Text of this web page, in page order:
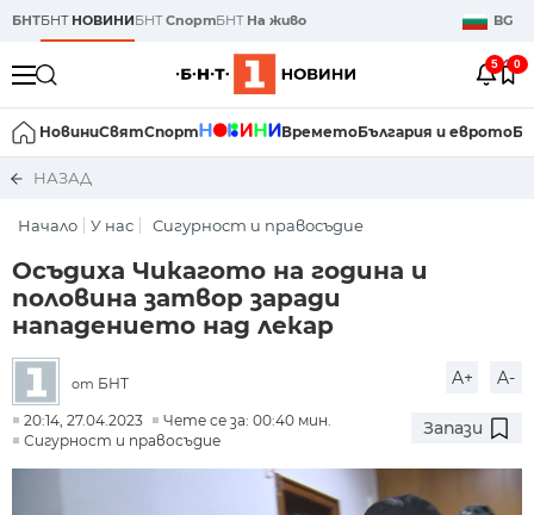
БНТБНТ НОВИНИБНТСпортБНТ На живо BG
5 0
НовиниСвятСпорт ВреметоБългария и еврото
НАЗАД
Начало У нас Сигурност и правосъдие
Осъдиха Чикагото на година и
половина затвор заради
нападението над лекар
от БНТ A+ A-
20:14, 27.04.2023
Чете се за: 00:40 мин.
Сигурност и правосъдие
Запази